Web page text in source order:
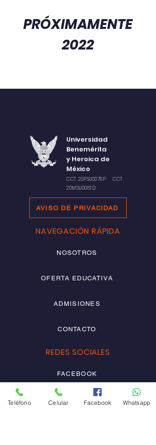
PRÓXIMAMENTE
2022
Universidad
Benemérita
y Heroica de
México
CCT 20PSU0076P CCT
20MSU0081D
AVISO DE PRIVACIDAD
NAVEGACIÓN RÁPIDA
NOSOTROS
OFERTA EDUCATIVA
ADMISIONES
CONTACTO
REDES SOCIALES
FACEBOOK
INSTAGRAM
Teléfono Celular Facebook Whatsapp